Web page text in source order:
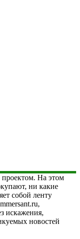
проектом. На этом
ни какие
собой ленту
искажения,
новостей